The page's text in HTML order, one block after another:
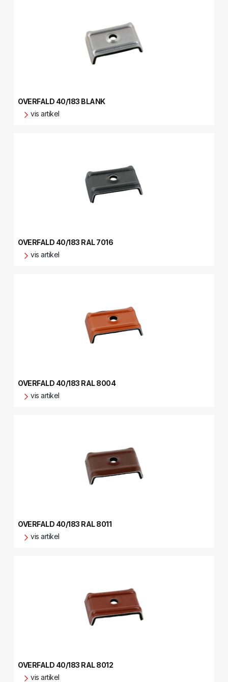
OVERFALD 40/183 BLANK
vis artikel
OVERFALD 40/183 RAL 7016
vis artikel
OVERFALD 40/183 RAL 8004
vis artikel
OVERFALD 40/183 RAL 8011
vis artikel
OVERFALD 40/183 RAL 8012
vis artikel